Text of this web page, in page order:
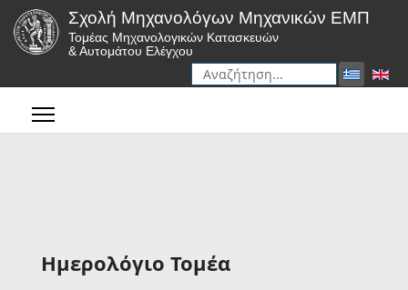
Σχολή Μηχανολόγων Μηχανικών ΕΜΠ
Τομέας Μηχανολογικών Κατασκευών
& Αυτομάτου Ελέγχου
Αναζήτηση
Ημερολόγιο Τομέα